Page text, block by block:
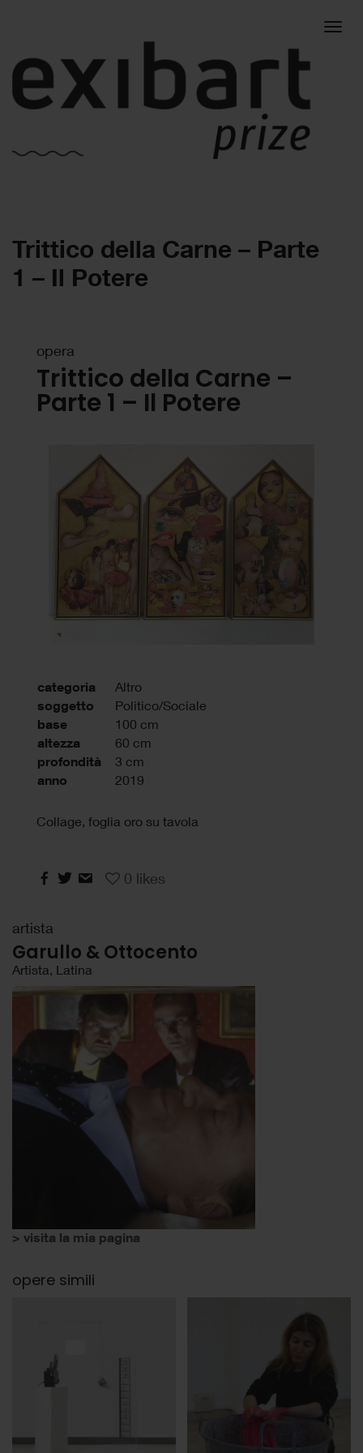
Trittico della Carne – Parte
1 – Il Potere
opera
Trittico della Carne –
Parte 1 – Il Potere
categoria Altro
soggetto Politico/Sociale
base 100 cm
altezza 60 cm
profondità 3 cm
anno 2019
Collage, foglia oro su tavola
0 likes
artista
Garullo & Ottocento
Artista, Latina
> visita la mia pagina
opere simili